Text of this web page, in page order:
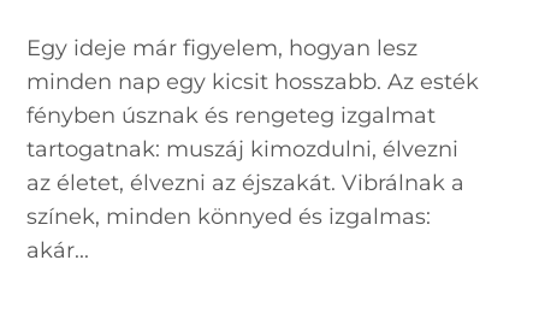
Egy ideje már figyelem, hogyan lesz
minden nap egy kicsit hosszabb. Az esték
fényben úsznak és rengeteg izgalmat
tartogatnak: muszáj kimozdulni, élvezni
az életet, élvezni az éjszakát. Vibrálnak a
színek, minden könnyed és izgalmas:
akár...